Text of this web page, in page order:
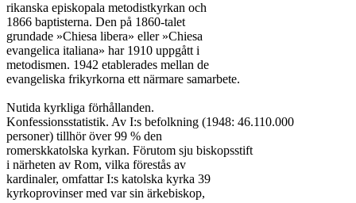
rikanska episkopala metodistkyrkan och
1866 baptisterna. Den på 1860-talet
grundade »Chiesa libera» eller »Chiesa
evangelica italiana» har 1910 uppgått i
metodismen. 1942 etablerades mellan de
evangeliska frikyrkorna ett närmare samarbete.
Nutida kyrkliga förhållanden.
Konfessionsstatistik. Av I:s befolkning (1948: 46.110.000
personer) tillhör över 99 % den
romerskkatolska kyrkan. Förutom sju biskopsstift
i närheten av Rom, vilka förestås av
kardinaler, omfattar I:s katolska kyrka 39
kyrkoprovinser med var sin ärkebiskop,